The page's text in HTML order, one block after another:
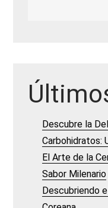
Descubre la
Carbohidratos:
El Arte de la
Sabor Milenario
Descubriendo